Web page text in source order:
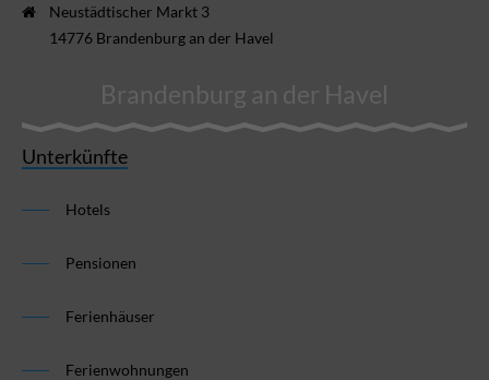
Neustädtischer Markt 3
14776 Brandenburg an der Havel
Brandenburg an der Havel
Unterkünfte
Hotels
Pensionen
Ferienhäuser
Ferienwohnungen